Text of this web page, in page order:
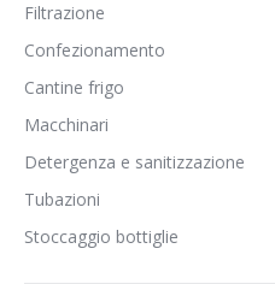
Filtrazione
Confezionamento
Cantine frigo
Macchinari
Detergenza e sanitizzazione
Tubazioni
Stoccaggio bottiglie